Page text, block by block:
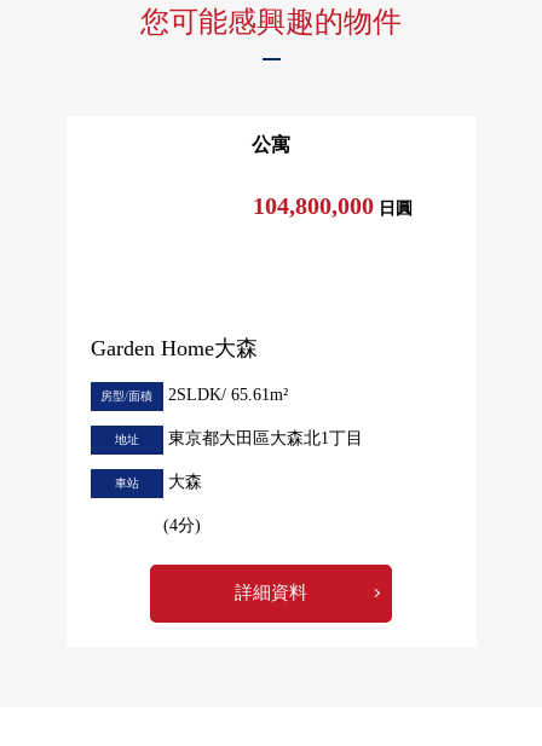
您可能感興趣的物件
公寓
Garden Home大森
104,800,000 日圓
房型/面積 2SLDK/ 65.61m²
地址 東京都大田區大森北1丁目
車站 大森
(4分)
詳細資料